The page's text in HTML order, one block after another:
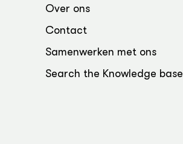
Over ons
Contact
Samenwerken met ons
Search the Knowledge base